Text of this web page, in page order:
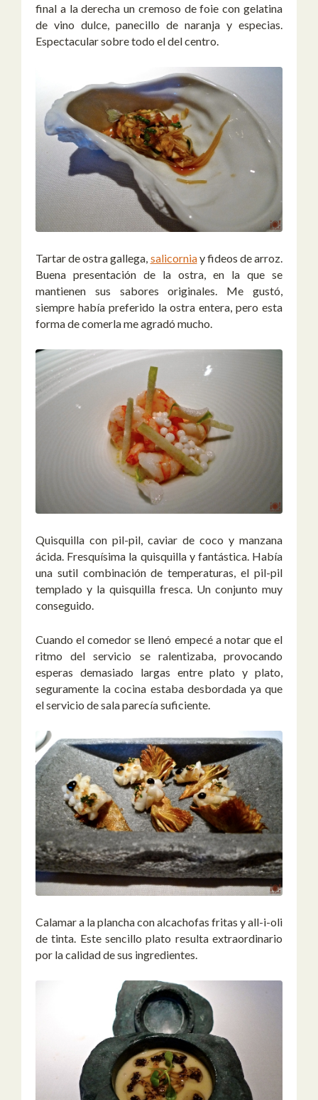
final a la derecha un cremoso de foie con gelatina
de vino dulce, panecillo de naranja y especias.
Espectacular sobre todo el del centro.
Tartar de ostra gallega, salicorniay fideos de arroz.
Buena presentación de la ostra, en la que se
mantienen sus sabores originales. Me gustó,
siempre había preferido la ostra entera, pero esta
forma de comerla me agradó mucho.
Quisquilla con pil-pil, caviar de coco y manzana
ácida. Fresquísima la quisquilla y fantástica. Había
una sutil combinación de temperaturas, el pil-pil
templado y la quisquilla fresca. Un conjunto muy
conseguido.
Cuando el comedor se llenó empecé a notar que el
ritmo del servicio se ralentizaba, provocando
esperas demasiado largas entre plato y plato,
seguramente la cocina estaba desbordada ya que
el servicio de sala parecía suficiente.
Calamar a la plancha con alcachofas fritas y all-i-oli
de tinta. Este sencillo plato resulta extraordinario
por la calidad de sus ingredientes.